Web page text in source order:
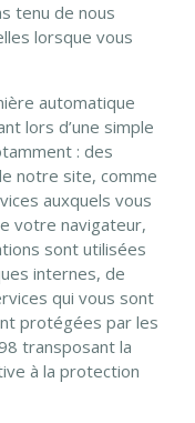
tenu de nous
lorsque vous
automatique
lors d’une simple
: des
notre site, comme
auxquels vous
votre navigateur,
sont utilisées
internes, de
qui vous sont
protégées par les
transposant la
à la protection